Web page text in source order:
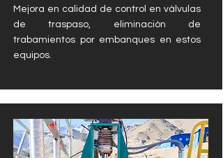
Mejora en calidad de control en válvulas
de traspaso, eliminación de
trabamientos por embanques en estos
equipos.